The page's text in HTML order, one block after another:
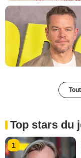
Top stars du
1